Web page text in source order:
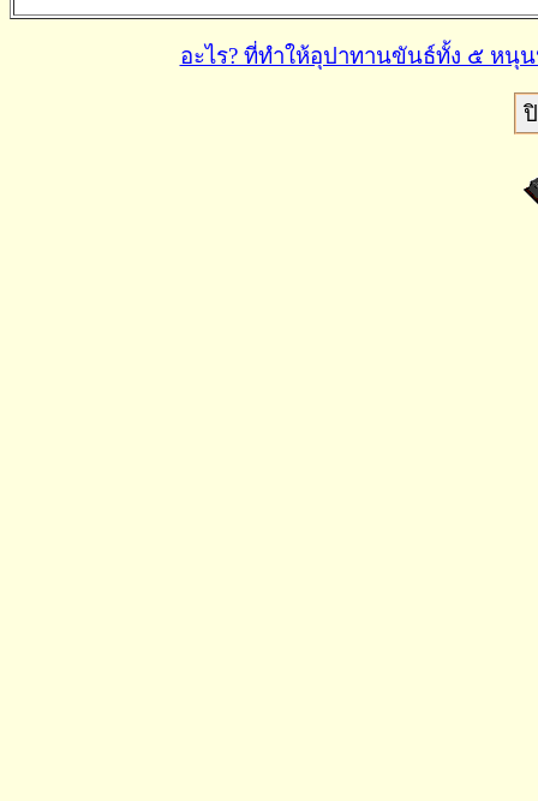
อะไร? ที่ทำให้อุปาทานขันธ์ทั้ง ๕ หนุ